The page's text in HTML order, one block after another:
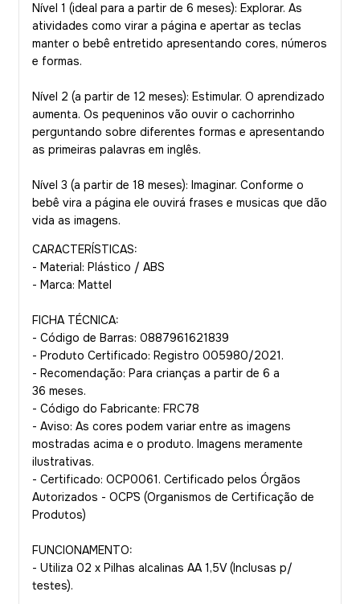
Nível 1 (ideal para a partir de 6 meses): Explorar. As
atividades como virar a página e apertar as teclas
manter o bebê entretido apresentando cores, números
e formas.
Nível 2 (a partir de 12 meses): Estimular. O aprendizado
aumenta. Os pequeninos vão ouvir o cachorrinho
perguntando sobre diferentes formas e apresentando
as primeiras palavras em inglês.
Nível 3 (a partir de 18 meses): Imaginar. Conforme o
bebê vira a página ele ouvirá frases e musicas que dão
vida as imagens.
CARACTERÍSTICAS:
- Material: Plástico / ABS
- Marca: Mattel
FICHA TÉCNICA:
- Código de Barras: 0887961621839
- Produto Certificado: Registro 005980/2021.
- Recomendação: Para crianças a partir de 6 a
36 meses.
- Código do Fabricante: FRC78
- Aviso: As cores podem variar entre as imagens
mostradas acima e o produto. Imagens meramente
ilustrativas.
- Certificado: OCP0061. Certificado pelos Órgãos
Autorizados - OCP´S (Organismos de Certificação de
Produtos)
FUNCIONAMENTO:
- Utiliza 02 x Pilhas alcalinas AA 1,5V (Inclusas p/
testes).